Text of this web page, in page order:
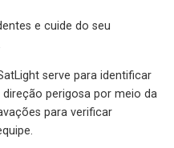
e cuide do seu
serve para identificar
perigosa por meio da
para verificar